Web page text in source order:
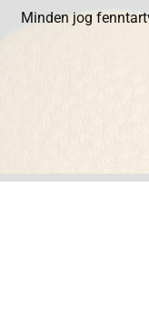
Minden jog